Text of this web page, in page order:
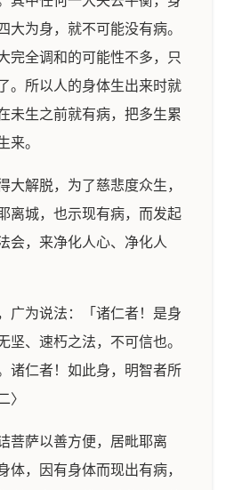
大为身，就不可能没有病。
完全调和的可能性不多，只
。所以人的身体生出来时就
未生之前就有病，把多生累
来。
大解脱，为了慈悲度众生，
离城，也示现有病，而发起
会，来净化人心、净化人
广为说法：「诸仁者！是身
坚、速朽之法，不可信也。
诸仁者！如此身，明智者所
〉
菩萨以善方便，居毗耶离
体，因有身体而现出有病，